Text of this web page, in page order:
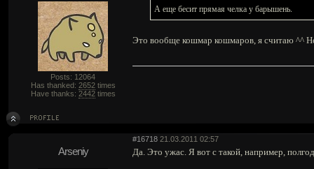
Posts: 12064
Has thanked: 2652times
Have thanks: 2442times
А еще бесит прямая челка у барышень.
Это вообще кошмар кошмаров, я считаю ^^
#16718 21.03.2011 02:57
Arseniy Да. Это ужас. Я вот с такой, например,